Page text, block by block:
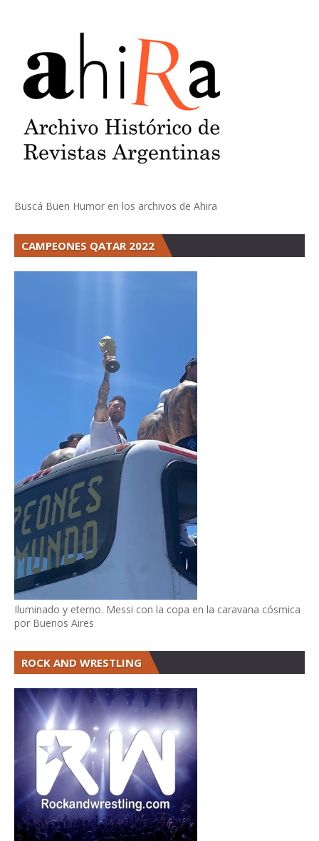
Buscá Buen Humor en los archivos de Ahira
CAMPEONES QATAR 2022
Iluminado y eterno. Messi con la copa en la caravana cósmica
por Buenos Aires
ROCK AND WRESTLING